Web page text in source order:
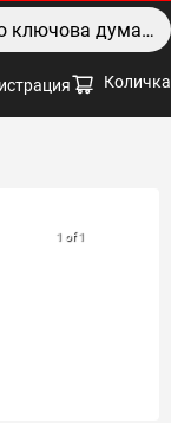
Количка
1 of 1